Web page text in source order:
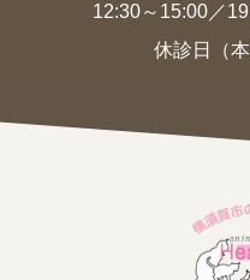
12:30～15:00／
休診日（